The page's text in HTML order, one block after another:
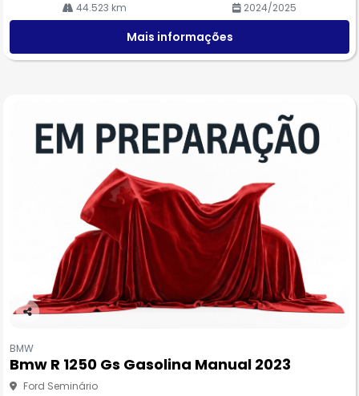
44.523 km 2024/2025
Mais informações
pa
rtil
he
BMW
Bmw R 1250 Gs Gasolina Manual 2023
Ford Seminário